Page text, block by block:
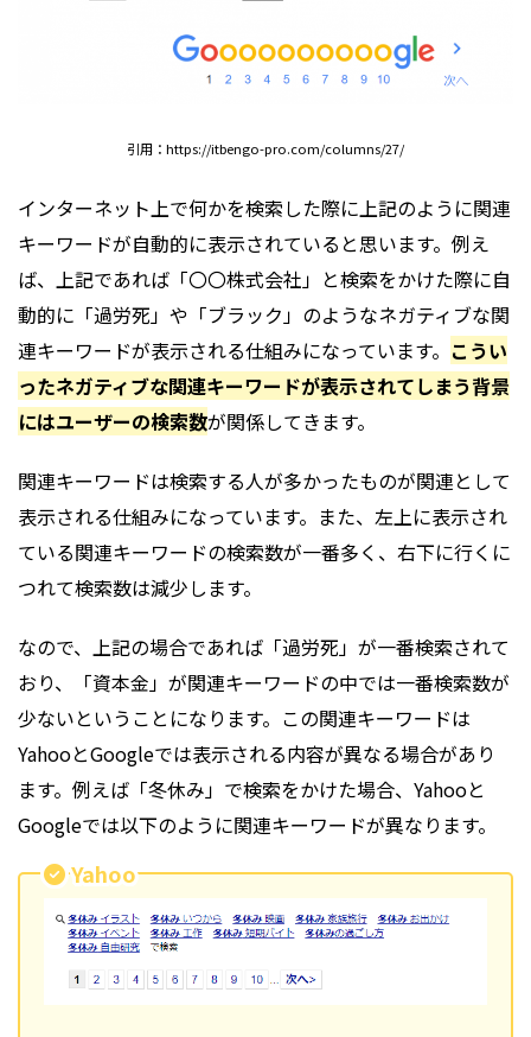
引用：https://itbengo-pro.com/columns/27/
インターネット上で何かを検索した際に上記のように関連
キーワードが自動的に表示されていると思います。例え
ば、上記であれば「〇〇株式会社」と検索をかけた際に自
動的に「過労死」や「ブラック」のようなネガティブな関
連キーワードが表示される仕組みになっています。 こうい
ったネガティブな関連キーワードが表示されてしまう背景
にはユーザーの検索数が関係してきます。
関連キーワードは検索する人が多かったものが関連として
表示される仕組みになっています。また、左上に表示され
ている関連キーワードの検索数が一番多く、右下に行くに
つれて検索数は減少します。
なので、上記の場合であれば「過労死」が一番検索されて
おり、「資本金」が関連キーワードの中では一番検索数が
少ないということになります。この関連キーワードは
YahooとGoogleでは表示される内容が異なる場合があり
ます。例えば「冬休み」で検索をかけた場合、Yahooと
Googleでは以下のように関連キーワードが異なります。
Yahoo